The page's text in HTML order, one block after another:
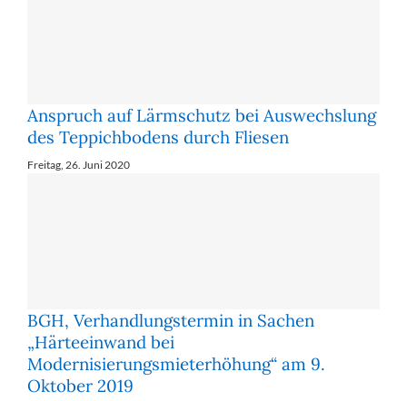
Anspruch auf Lärmschutz bei Auswechslung
des Teppichbodens durch Fliesen
Freitag, 26. Juni 2020
BGH, Verhandlungstermin in Sachen
„Härteeinwand bei
Modernisierungsmieterhöhung“ am 9.
Oktober 2019